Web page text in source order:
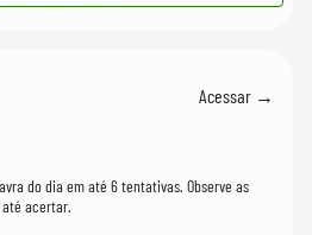
Acessar →
do dia em até 6 tentativas. Observe as
acertar.